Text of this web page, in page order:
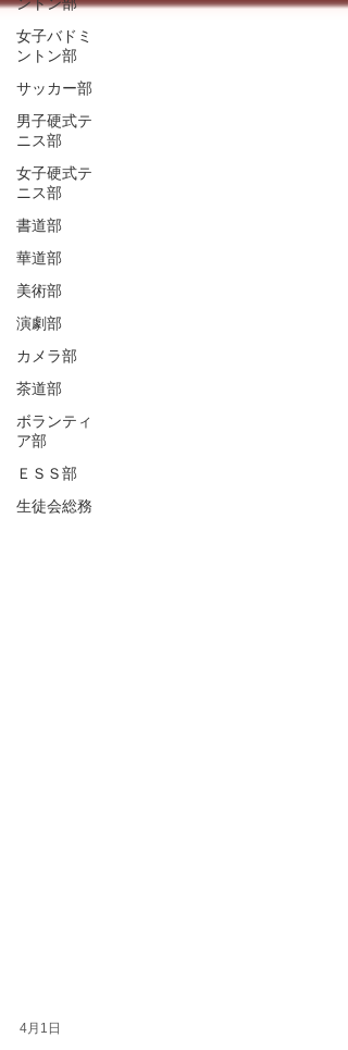
女子バドミ
ントン部
サッカー部
男子硬式テ
ニス部
女子硬式テ
ニス部
書道部
華道部
美術部
演劇部
カメラ部
茶道部
ボランティ
ア部
ＥＳＳ部
生徒会総務